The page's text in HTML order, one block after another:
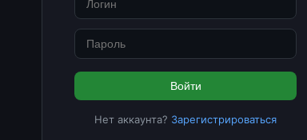
Войти
Нет аккаунта? Зарегистрироваться